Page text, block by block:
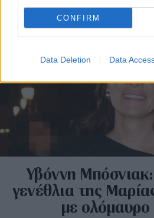
CONFIRM
Data Deletion Data
Υβόννη
γενέθλια της
με